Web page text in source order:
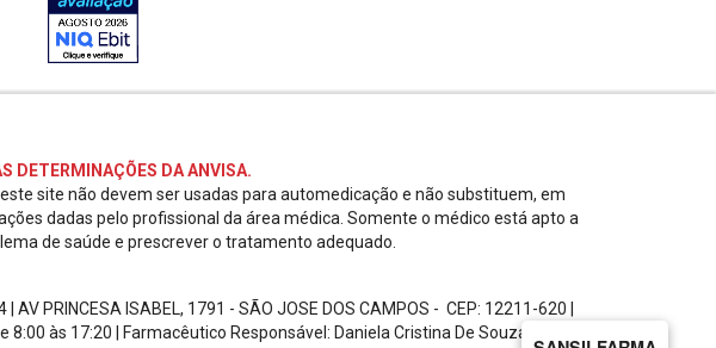
DETERMINAÇÕES DA ANVISA.
site não devem ser usadas para automedicação e não substituem, em
dadas pelo profissional da área médica. Somente o médico está apto a
de saúde e prescrever o tratamento adequado.
AV PRINCESA ISABEL, 1791 - SÃO JOSE DOS CAMPOS - CEP: 12211-620
8:00 às 17:20
| Farmacêutico Responsável: Daniela Cristina De Souza